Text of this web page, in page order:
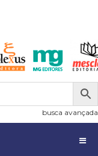
busca avançada